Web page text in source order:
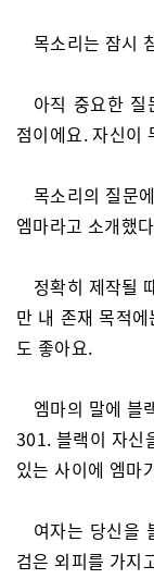
목소리는 잠시
아직 중요한
점이에요. 자신이
목소리의 질문
엠마라고 소개했
정확히 제작될
만 내 존재 목적
도 좋아요.
엠마의 말에 블
301. 블랙이 자신
있는 사이에 엠마
여자는 당신을
검은 외피를 가지